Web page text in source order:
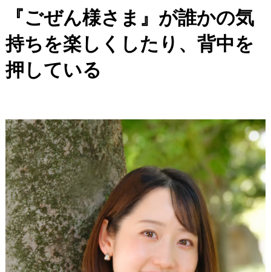
『ごぜん様さま』が誰かの気
持ちを楽しくしたり、背中を
押している